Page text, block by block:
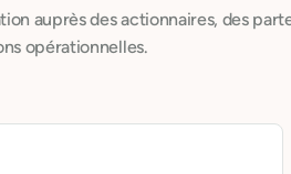
auprès des actionnaires, des
opérationnelles.